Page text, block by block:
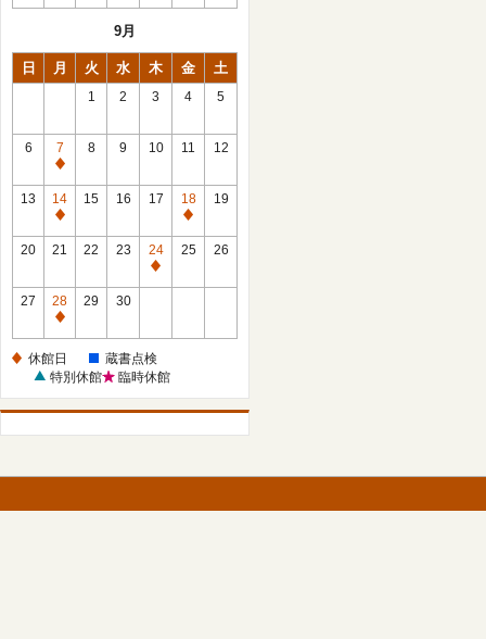
9月
日 月 火 水 木 金 土
1 2 3 4 5
6
7
休
館
日
8 9 10 11 12
13
14
休
館
15 16 17
18
休
館
19
20 21 22 23
24
休
25 26
27
28
休
日
29 30
休館日
蔵書点検
特別休館
臨時休館